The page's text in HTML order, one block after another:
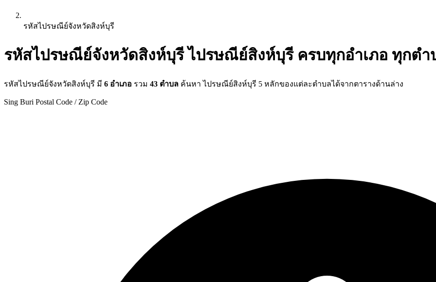
รหัสไปรษณีย์จังหวัดสิงห์บุรี
รหัสไปรษณีย์จังหวัดสิงห์บุรี ไปรษณีย์สิงห์บุรี ครบทุกอำเภอ ทุกตำ
รหัสไปรษณีย์จังหวัดสิงห์บุรี มี 6 อำเภอ รวม 43 ตำบล ค้นหา ไปรษณีย์สิงห์บุรี 5 หลักของแต่ละตำบลได้จากตารางด้านล่าง
Sing Buri Postal Code / Zip Code